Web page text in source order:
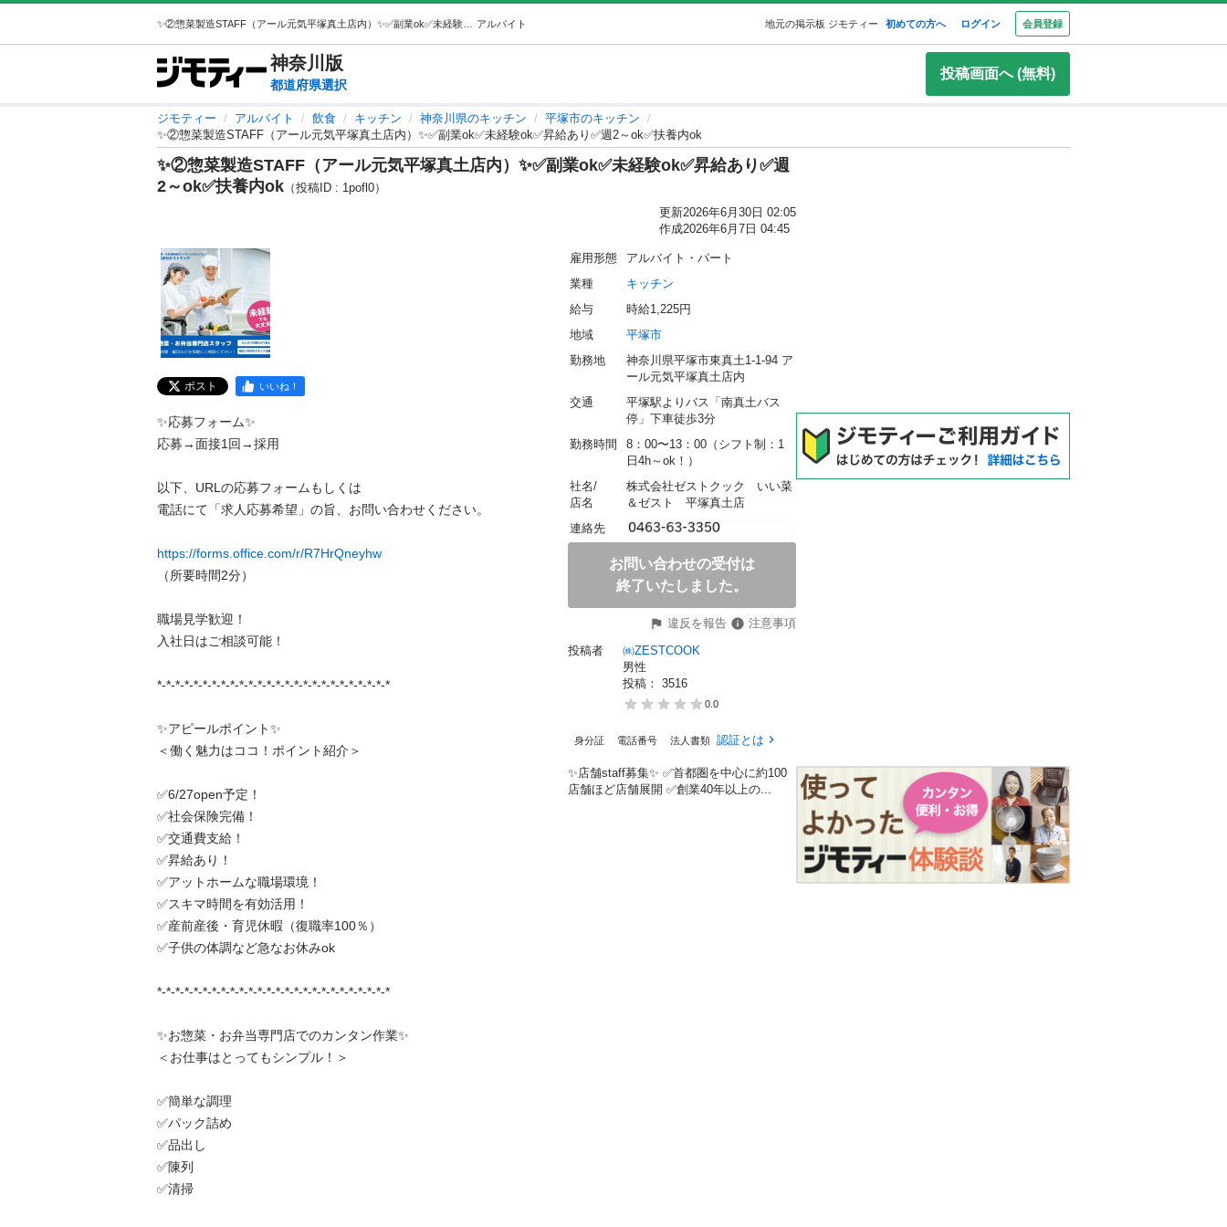
アルバイト 地元の掲示板 ジモティー 初めての方へ ログイン 会員登録
神奈川 版
都道府県選択
投稿画面へ (無料)
ジモティー アルバイト 飲食 キッチン 神奈川県のキッチン
平塚市のキッチン
✨②惣菜製造STAFF（アール元気平塚真土店内）✨✅副業ok✅未経験ok✅昇給あり✅週2～ok✅扶養内ok
✨②惣菜製造STAFF（アール元気平塚真土店内）✨✅副業ok✅未経験ok✅昇給あり✅週
2～ok✅扶養内ok （投稿ID : 1pofl0）
更新2026年6月30日 02:05
作成2026年6月7日 04:45
ポスト いいね！
✨応募フォーム✨
応募→面接1回→採用
以下、URLの応募フォームもしくは
電話にて「求人応募希望」の旨、お問い合わせください。
https://forms.office.com/r/R7HrQneyhw
（所要時間2分）
職場見学歓迎！
入社日はご相談可能！
*-*-*-*-*-*-*-*-*-*-*-*-*-*-*-*-*-*-*-*-*-*-*-*-*-*
✨アピールポイント✨
＜働く魅力はココ！ポイント紹介＞
✅6/27open予定！
✅社会保険完備！
✅交通費支給！
✅昇給あり！
✅アットホームな職場環境！
✅スキマ時間を有効活用！
✅産前産後・育児休暇（復職率100％）
✅子供の体調など急なお休みok
*-*-*-*-*-*-*-*-*-*-*-*-*-*-*-*-*-*-*-*-*-*-*-*-*-*
✨お惣菜・お弁当専門店でのカンタン作業✨
＜お仕事はとってもシンプル！＞
✅簡単な調理
✅パック詰め
✅品出し
✅陳列
✅清掃
雇用形態
アルバイト・パート
業種
キッチン
給与
時給1,225円
地域
平塚市
勤務地
神奈川県平塚市東真土1-1-94 ア
ール元気平塚真土店内
交通
平塚駅よりバス「南真土バス
停」下車徒歩3分
勤務時間
8：00〜13：00（シフト制：1
日4h～ok！）
社名/
店名
株式会社ゼストクック　いい菜
＆ゼスト　平塚真土店
連絡先
お問い合わせの受付は
終了いたしました。
違反を報告
注意事項
投稿者
㈱ZESTCOOK
男性
投稿： 3516
0.0
身分証 電話番号 法人書類 認証とは
✨店舗staff募集✨ ✅首都圏を中心に約100
店舗ほど店舗展開 ✅創業40年以上の...